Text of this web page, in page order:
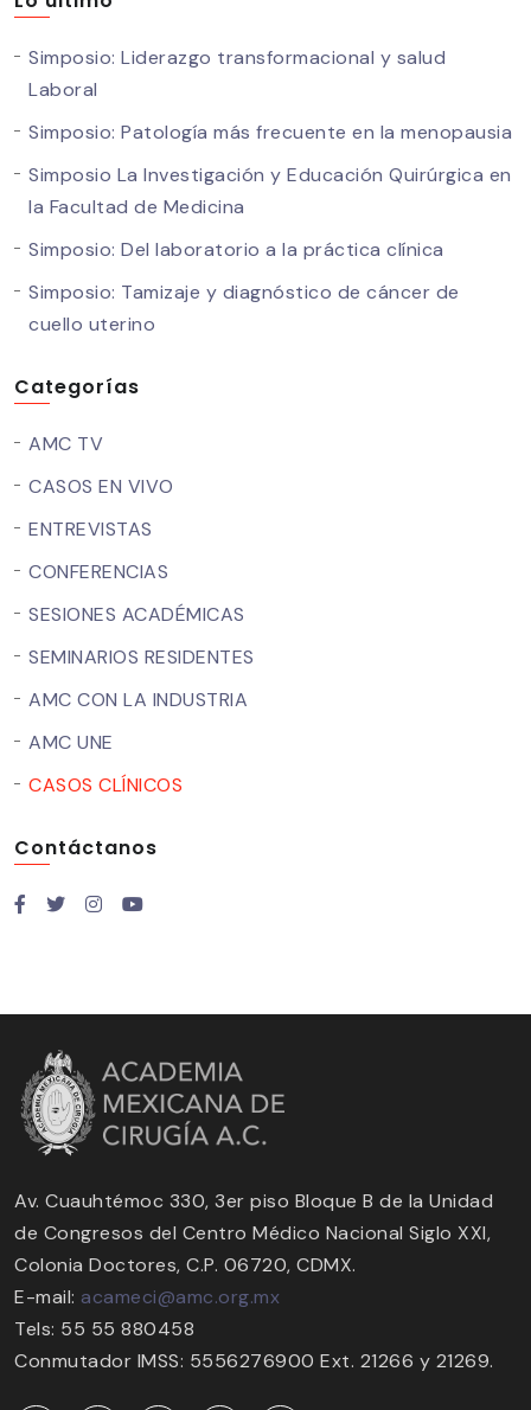
Simposio: Liderazgo transformacional y salud
Laboral
Simposio: Patología más frecuente en la menopausia
Simposio La Investigación y Educación Quirúrgica en
la Facultad de Medicina
Simposio: Del laboratorio a la práctica clínica
Simposio: Tamizaje y diagnóstico de cáncer de
cuello uterino
Categorías
AMC TV
CASOS EN VIVO
ENTREVISTAS
CONFERENCIAS
SESIONES ACADÉMICAS
SEMINARIOS RESIDENTES
AMC CON LA INDUSTRIA
AMC UNE
CASOS CLÍNICOS
Contáctanos
Av. Cuauhtémoc 330, 3er piso Bloque B de la Unidad
de Congresos del Centro Médico Nacional Siglo XXI,
Colonia Doctores, C.P. 06720, CDMX.
E-mail: acameci@amc.org.mx
Tels: 55 55 880458
Conmutador IMSS: 5556276900 Ext. 21266 y 21269.